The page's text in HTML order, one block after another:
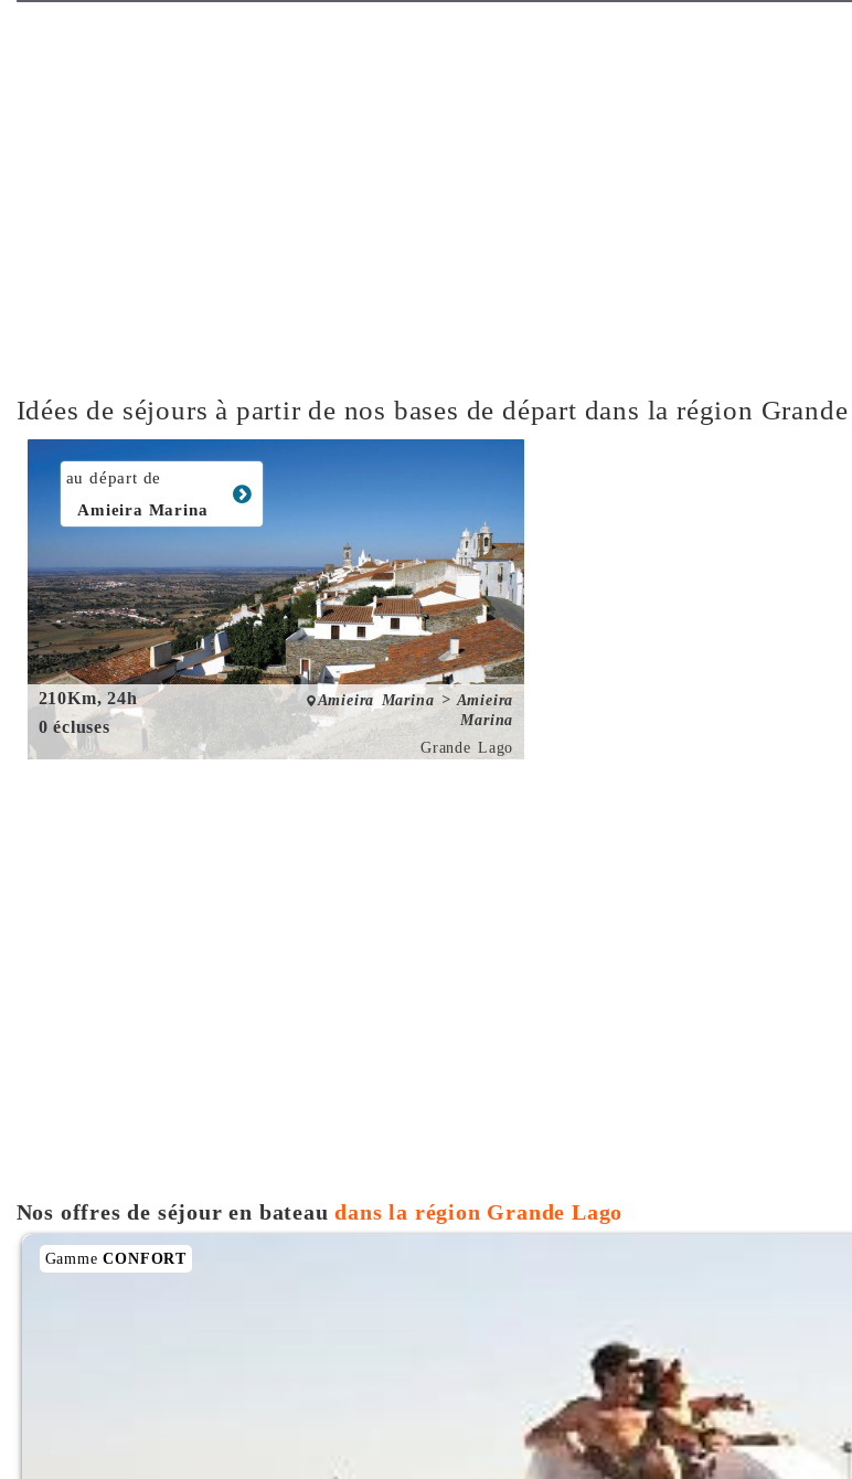
Idées de séjours à partir de nos bases de départ dans la région
210Km, 24h
0 écluses
Amieira Marina > Amieira
Marina
Grande Lago
au départ de
Amieira Marina
Nos offres de séjour en bateaudans la région Grande Lago
GammeCONFORT